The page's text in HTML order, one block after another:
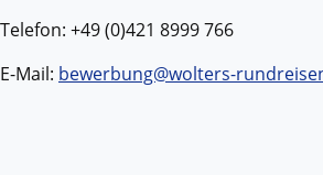
Telefon: +49 (0)421 8999 766
E-Mail: bewerbung@wolters-